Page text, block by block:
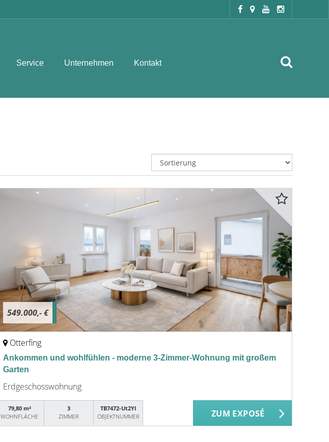
Service Unternehmen Kontakt
549.000,- €
Otterfing
Ankommen und wohlfühlen - moderne 3-Zimmer-Wohnung mit großem
Garten
Erdgeschosswohnung
79,80 m²
WOHNFLÄCHE
3
ZIMMER
TB7472-Ut2Yl
OBJEKTNUMMER
ZUM EXPOSÉ